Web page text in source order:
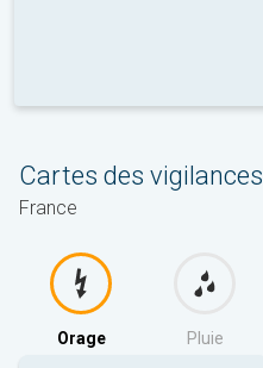
Cartes des vigilances
France
Orage Pluie